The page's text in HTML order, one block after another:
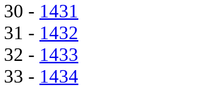
30 - 1431
31 - 1432
32 - 1433
33 - 1434